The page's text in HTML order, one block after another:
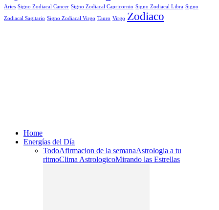
Aries Signo Zodiacal Cancer Signo Zodiacal Capricornio Signo Zodiacal Libra Signo
Zodiacal Sagitario Signo Zodiacal Virgo Tauro Virgo Zodiaco
Home
Energías del Día
TodoAfirmacion de la semanaAstrologia a tu
ritmoClima AstrologicoMirando las Estrellas